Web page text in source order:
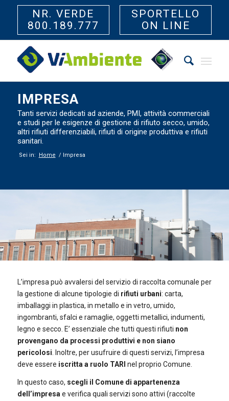
NR. VERDE
800.189.777
SPORTELLO
ON LINE
IMPRESA
Tanti servizi dedicati ad aziende, PMI, attività commerciali
e studi per le esigenze di gestione di rifiuto secco, umido,
altri rifiuti differenziabili, rifiuti di origine produttiva e rifiuti
sanitari.
Sei in: Home / Impresa
L’impresa può avvalersi del servizio di raccolta comunale per
la gestione di alcune tipologie di rifiuti urbani: carta,
imballaggi in plastica, in metallo e in vetro, umido,
ingombranti, sfalci e ramaglie, oggetti metallici, indumenti,
legno e secco. E’ essenziale che tutti questi rifiuti non
provengano da processi produttivi e non siano
pericolosi. Inoltre, per usufruire di questi servizi, l’impresa
deve essere iscritta a ruolo TARI nel proprio Comune.
In questo caso, scegli il Comune di appartenenza
dell’impresae verifica quali servizi sono attivi (raccolte